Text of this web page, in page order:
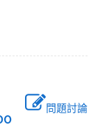
問題討論